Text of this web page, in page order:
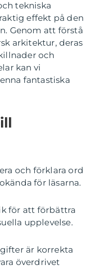
tekniska
effekt på den
Genom att förstå
arkitektur, deras
och
kan vi
fantastiska
och förklara ord
för läsarna.
för att förbättra
upplevelse.
är korrekta
överdrivet